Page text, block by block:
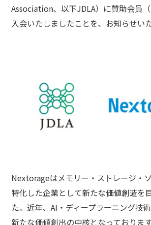
Association、以下JDLA）に賛助会員（
入会いたしましたことを、お知らせいた
Nextorageはメモリー・ストレージ・
特化した企業として新たな価値創造を
た。近年、AI・ディープラーニング技
新たな価値創出の中核となっておりま